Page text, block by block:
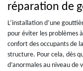
réparation de
L’installation d’une
pour éviter les problèmes
confort des occupants de
structure. Pour cela, dès
d’anormales au niveau